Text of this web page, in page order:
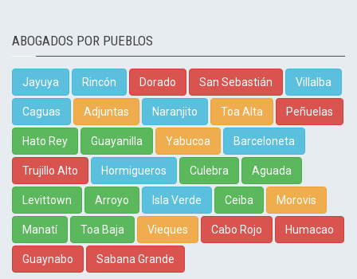
ABOGADOS POR PUEBLOS
Jayuya Rincón Dorado San Sebastián Villalba
Caguas Adjuntas Naranjito Toa Alta Peñuelas
Hato Rey Guayanilla Yabucoa Barceloneta
Trujillo Alto Hormigueros Culebra Aguada
Levittown Arroyo Isla Verde Ceiba Morovis
Manatí Toa Baja Vieques Cabo Rojo Humacao
Guaynabo Sabana Grande